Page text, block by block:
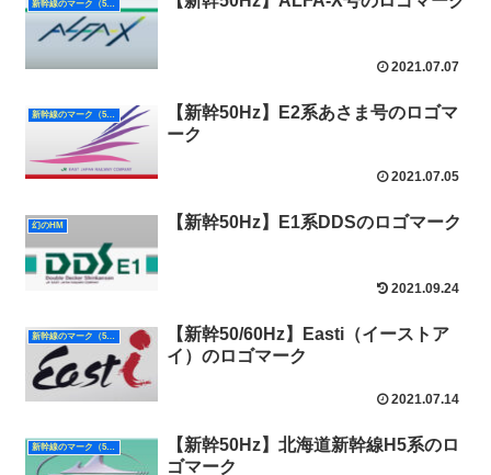
新幹線のマーク（50Hz）
2021.07.07
新幹線のマーク（50Hz）
【新幹50Hz】E2系あさま号のロゴマ
ーク
2021.07.05
幻のHM 【新幹50Hz】E1系DDSのロゴマーク
2021.09.24
新幹線のマーク（50Hz）
【新幹50/60Hz】Easti（イーストア
イ）のロゴマーク
2021.07.14
新幹線のマーク（50Hz）
【新幹50Hz】北海道新幹線H5系のロ
ゴマーク